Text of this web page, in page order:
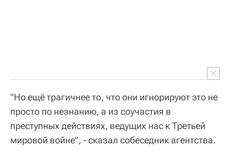
"Но ещё трагичнее то, что они игнорируют это не
просто по незнанию, а из соучастия в
преступных действиях, ведущих нас к Третьей
мировой войне", - сказал собеседник агентства.